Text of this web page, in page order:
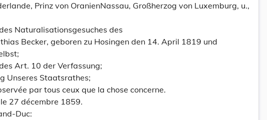
Prinz von OranienNassau, Großherzog von Luxemburg, u.,
Naturalisationsgesuches des
Becker, geboren zu Hosingen den 14. April 1819 und
Art. 10 der Verfassung;
Unseres Staatsrathes;
par tous ceux que la chose concerne.
27 décembre 1859.
Duc: